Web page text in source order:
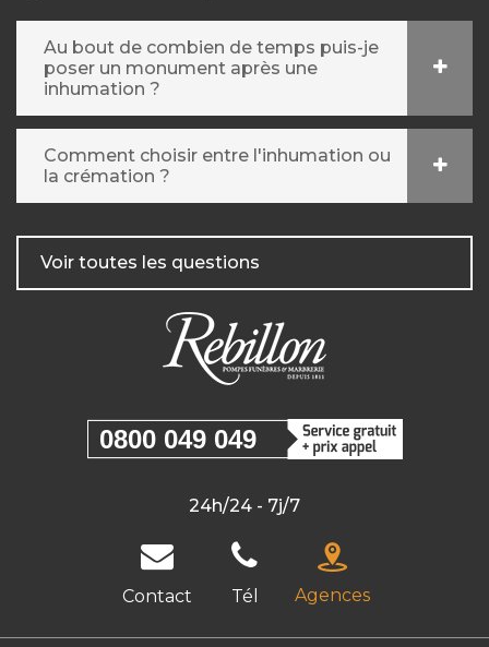
Au bout de combien de temps puis-je
poser un monument après une
inhumation ?
Comment choisir entre l'inhumation ou
la crémation ?
Voir toutes les questions
0800 049 049
24h/24 - 7j/7
Contact Tél Agences